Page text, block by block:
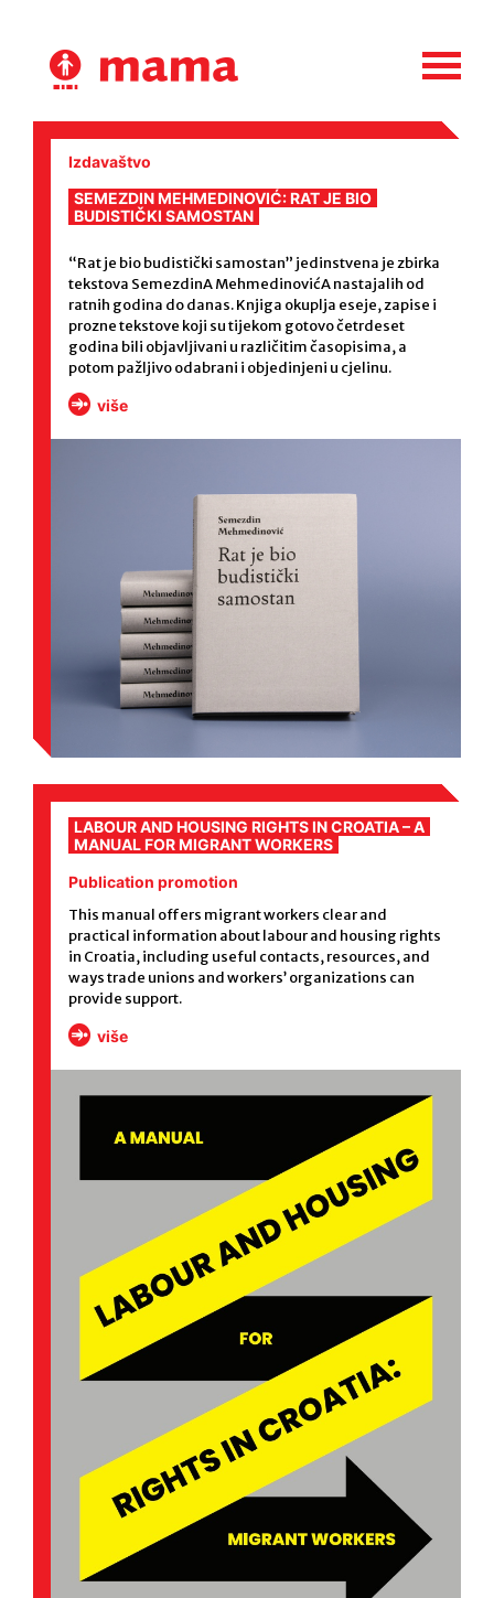
Izdavaštvo
SEMEZDIN MEHMEDINOVIĆ: RAT JE BIO
BUDISTIČKI SAMOSTAN
“Rat je bio budistički samostan” jedinstvena je zbirka
tekstova SemezdinA MehmedinovićA nastajalih od
ratnih godina do danas. Knjiga okuplja eseje, zapise i
prozne tekstove koji su tijekom gotovo četrdeset
godina bili objavljivani u različitim časopisima, a
potom pažljivo odabrani i objedinjeni u cjelinu.
više
LABOUR AND HOUSING RIGHTS IN CROATIA – A
MANUAL FOR MIGRANT WORKERS
Publication promotion
This manual offers migrant workers clear and
practical information about labour and housing rights
in Croatia, including useful contacts, resources, and
ways trade unions and workers’ organizations can
provide support.
više